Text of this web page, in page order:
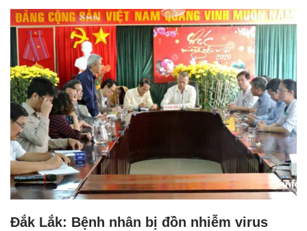
Đắk Lắk: Bệnh nhân bị đồn nhiễm virus